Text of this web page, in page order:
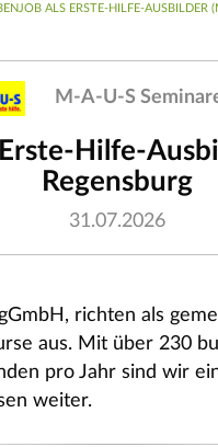
ALS ERSTE-HILFE-AUSBILDER
M-A-U-S
Hilfe-
Regensburg
31.07.2026
richten als
aus. Mit über 230
pro Jahr sind wir
weiter.